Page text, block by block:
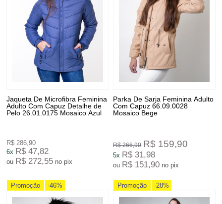
Jaqueta De Microfibra Feminina
Adulto Com Capuz Detalhe de
Pelo 26.01.0175 Mosaico Azul
R$ 286,90
6x R$ 47,82
ou R$ 272,55 no pix
Parka De Sarja Feminina Adulto
Com Capuz 66.09.0028
Mosaico Bege
R$ 266,90 R$ 159,90
5x R$ 31,98
ou R$ 151,90 no pix
Promoção -46% Promoção -28%